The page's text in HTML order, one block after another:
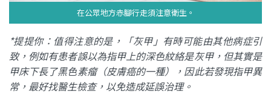
在公眾地方赤腳行走須注意衛生。
*提提你：值得注意的是，「灰甲」有時可能由其他病症引
致，例如有患者誤以為指甲上的深色紋絡是灰甲，但其實是
甲床下長了黑色素瘤（皮膚癌的一種），因此若發現指甲異
常，最好找醫生檢查，以免造成延誤治理。